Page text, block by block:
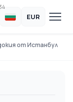
EUR
от Истанбул